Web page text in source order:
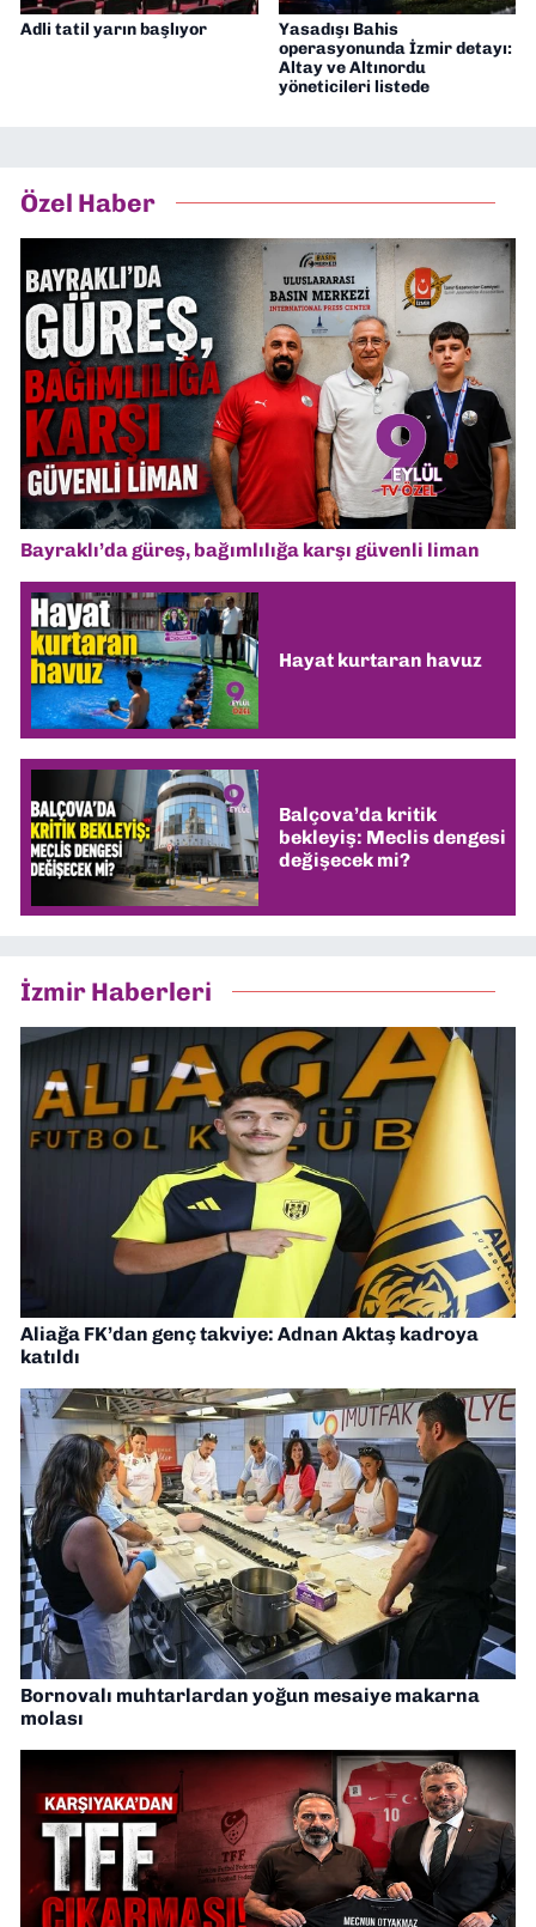
Adli tatil yarın başlıyor
Yasadışı Bahis
operasyonunda İzmir detayı:
Altay ve Altınordu
yöneticileri listede
Özel Haber
Bayraklı’da güreş, bağımlılığa karşı güvenli liman
Hayat kurtaran havuz
Balçova’da kritik
bekleyiş: Meclis dengesi
değişecek mi?
İzmir Haberleri
Aliağa FK’dan genç takviye: Adnan Aktaş kadroya
katıldı
Bornovalı muhtarlardan yoğun mesaiye makarna
molası